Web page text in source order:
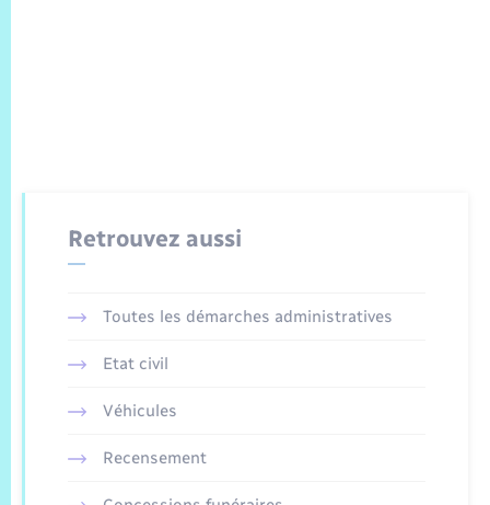
Retrouvez aussi
Toutes les démarches administratives
Etat civil
Véhicules
Recensement